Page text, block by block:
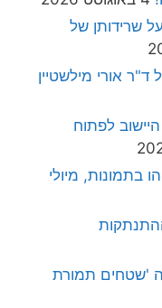
שרידותן של
אורי מילשטיין
לפתוח
בתמונות, מיולי
'שטחים תמורת